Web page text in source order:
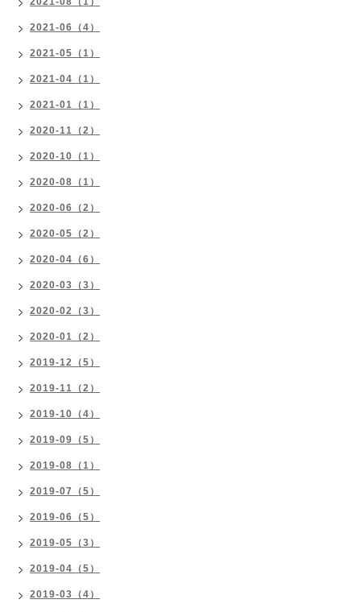
2021-06（4）
2021-05（1）
2021-04（1）
2021-01（1）
2020-11（2）
2020-10（1）
2020-08（1）
2020-06（2）
2020-05（2）
2020-04（6）
2020-03（3）
2020-02（3）
2020-01（2）
2019-12（5）
2019-11（2）
2019-10（4）
2019-09（5）
2019-08（1）
2019-07（5）
2019-06（5）
2019-05（3）
2019-04（5）
2019-03（4）